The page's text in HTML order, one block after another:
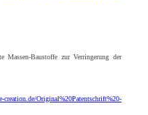
Massen-Baustoffe zur Verringerung der
creation.de/Original%20Patentschrift%20-